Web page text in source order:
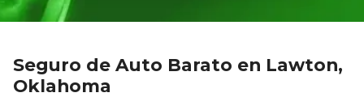
Seguro de Auto Barato en Lawton,
Oklahoma